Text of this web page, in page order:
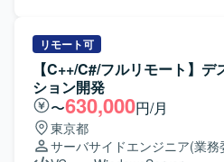
ト・評価まで一連の工程を実施して
る人物像】 組込開発における基
体的に担える方を求めています
要素にも前向きに取り組み、周囲
めていただける方が望ましいです。 【ポジションの魅
入退館やPOSなど実利用シーン
わることができ、認証技術や組
リモート可
【C++/C#/フルリモート】
ション開発
〜630,000円/月
東京都
サーバサイドエンジニア(業務